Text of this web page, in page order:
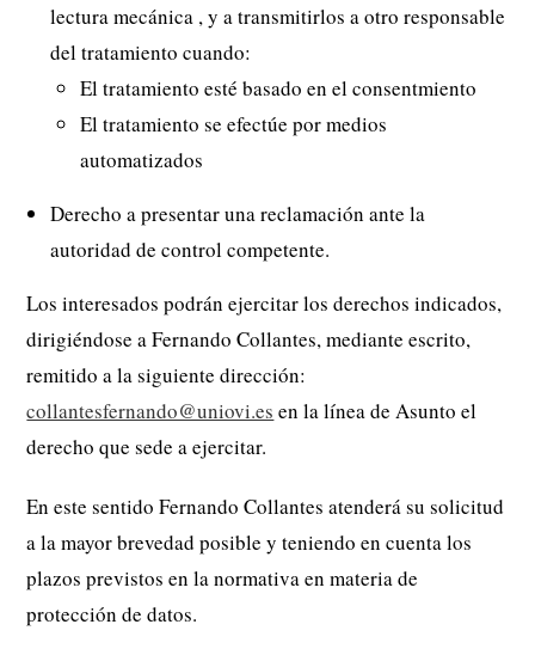
lectura mecánica , y a transmitirlos a otro responsable
del tratamiento cuando:
El tratamiento esté basado en el consentmiento
El tratamiento se efectúe por medios
automatizados
Derecho a presentar una reclamación ante la
autoridad de control competente.
Los interesados podrán ejercitar los derechos indicados,
dirigiéndose a Fernando Collantes, mediante escrito,
remitido a la siguiente dirección:
collantesfernando@uniovi.es en la línea de Asunto el
derecho que sede a ejercitar.
En este sentido Fernando Collantes atenderá su solicitud
a la mayor brevedad posible y teniendo en cuenta los
plazos previstos en la normativa en materia de
protección de datos.